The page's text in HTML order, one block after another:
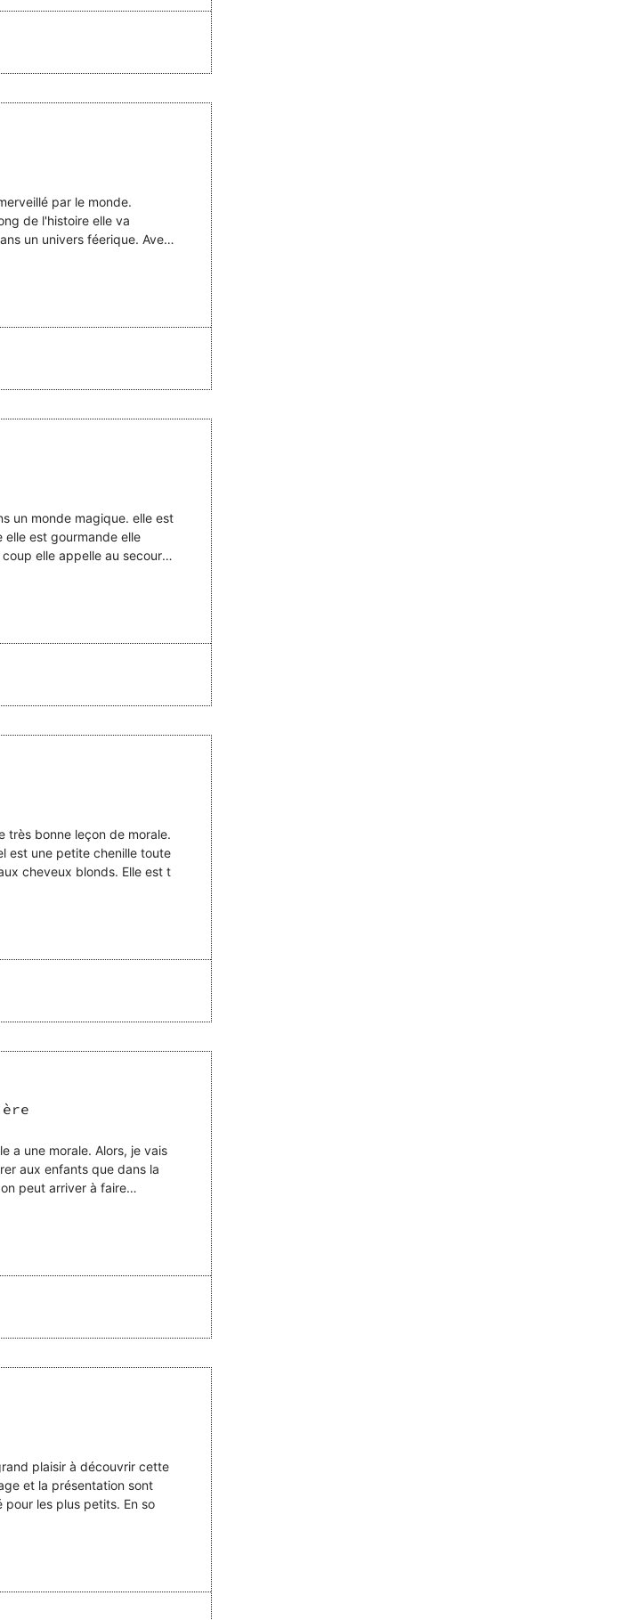
par le monde.
un univers féerique. Avec
un monde magique. elle est
elle est gourmande elle
elle appelle au secours
très bonne leçon de morale.
mignonne, qui a une magnifique couleur vert bleu, avec de très beaux cheveux blonds. Elle est t
a une morale. Alors, je vais
aux enfants que dans la
peut arriver à faire
plaisir à découvrir cette
et la présentation sont
les plus petits. En so